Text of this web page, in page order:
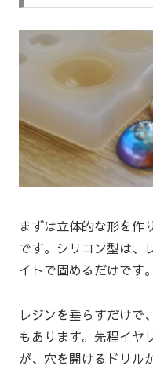
まずは立体的な形を作
です。シリコン型は、
イトで固めるだけです。
レジンを垂らすだけで
もあります。先程イヤ
が、穴を開けるドリル